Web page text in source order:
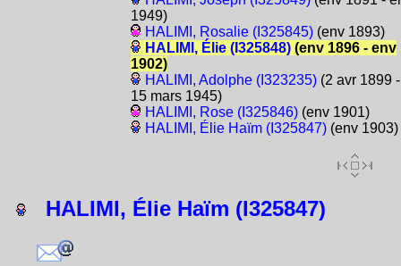
1949)
HALIMI, Rosalie (I325845)(env 1893)
HALIMI, Élie (I325848)(env 1896 - env
1902)
HALIMI, Adolphe (I323235)(2 avr 1899 -
15 mars 1945)
HALIMI, Rose (I325846)(env 1901)
HALIMI, Élie Haïm (I325847)(env 1903)
HALIMI, Élie Haïm (I325847)